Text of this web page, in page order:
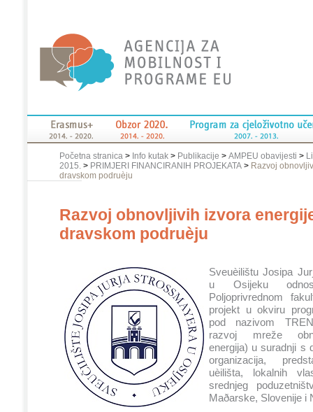
Početna stranica > Info kutak > Publikacije > AMPEU obavijesti >
2015. > PRIMJERI FINANCIRANIH PROJEKATA > Razvoj
dravskom podruèju
Razvoj obnovljivih izvora
dravskom podruèju
Sveuèilištu Josipa
u Osijeku
Poljoprivrednom
projekt u okviru
pod nazivom
razvoj mreže
energija) u suradnji s
organizacija,
uèilišta, lokalnih
srednjeg
Maðarske, Slovenije i